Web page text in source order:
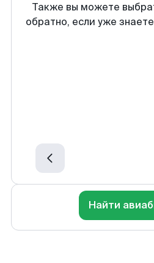
Также вы можете
обратно, если уже
Найти